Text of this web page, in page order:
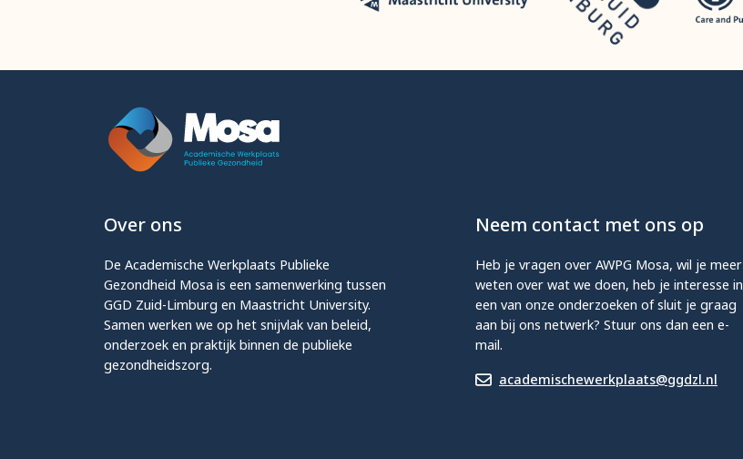
Over ons
De Academische Werkplaats Publieke
Gezondheid Mosa is een samenwerking tussen
GGD Zuid-Limburg en Maastricht University.
Samen werken we op het snijvlak van beleid,
onderzoek en praktijk binnen de publieke
gezondheidszorg.
Neem contact met ons op
Heb je vragen over AWPG Mosa, wil je meer
weten over wat we doen, heb je interesse in
een van onze onderzoeken of sluit je graag
aan bij ons netwerk? Stuur ons dan een e-
mail.
academischewerkplaats@ggdzl.nl